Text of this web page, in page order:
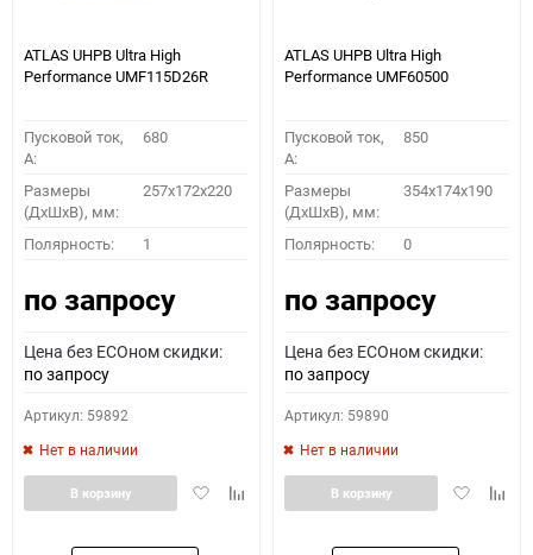
ПОДОБРАТЬ
Как определить полярность?
0 - обратная 1 - прямая 3 - обратная 4 - прямая
ATLAS UHPB Ultra High
Performance UMF115D26R
Пусковой ток,
A:
680
Размеры
(ДхШхВ), мм:
257x172x220
Полярность: 1
по запросу
Цена без ECOном скидки:
по запросу
Артикул: 59892
Нет в наличии
ДобавитьДобавить
В корзину
ATLAS UHPB Ultra High
Performance UMF60500
Пусковой ток,
A:
850
Размеры
(ДхШхВ), мм:
354x174x190
Полярность: 0
по запросу
Цена без ECOном скидки:
по запросу
Артикул: 59890
Нет в наличии
Добавить
В корзину